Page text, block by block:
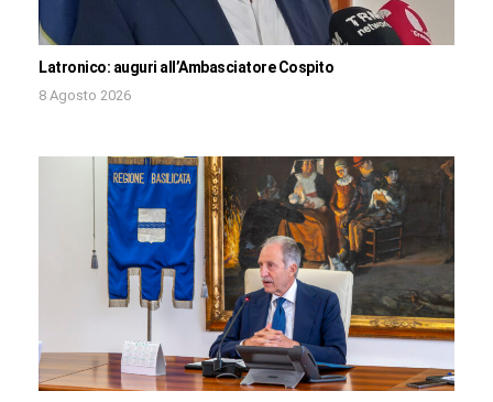
Latronico: auguri all’Ambasciatore Cospito
8 Agosto 2026